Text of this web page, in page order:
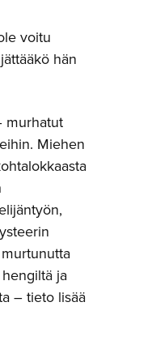
voitu
hän
murhatut
Miehen
ja
– tieto lisää